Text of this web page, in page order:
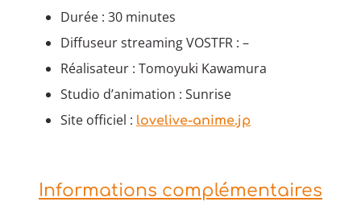
Durée : 30 minutes
Diffuseur streaming VOSTFR : –
Réalisateur : Tomoyuki Kawamura
Studio d’animation : Sunrise
Site officiel : lovelive-anime.jp
Informations complémentaires